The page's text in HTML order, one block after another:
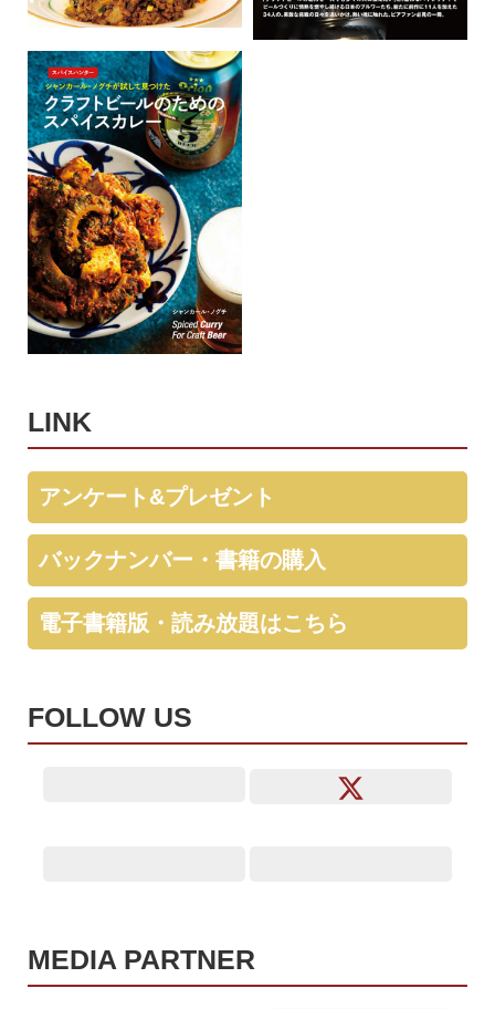
LINK
アンケート&プレゼント
バックナンバー・書籍の購入
電子書籍版・読み放題はこちら
FOLLOW US
MEDIA PARTNER